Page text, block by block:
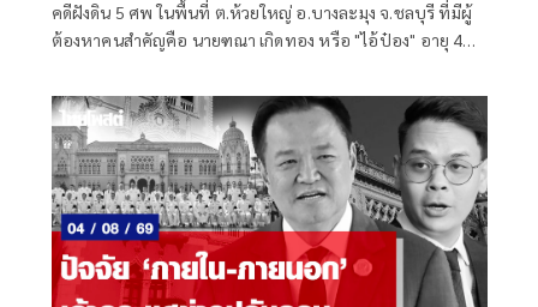
คดีฝังดิน 5 ศพ ในพื้นที่ ต.ห้วยใหญ่ อ.บางละมุง จ.ชลบุรี ที่มีผู้
ต้องหาคนสำคัญคือ นายฑณา เกิดทอง หรือ "ไอ้ป๋อง" อายุ 43